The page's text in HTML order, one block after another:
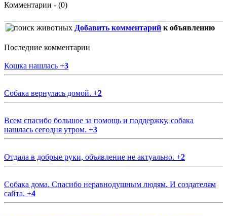
Комментарии - (0)
Добавить комментарий к объявлению
Последние комментарии
Кошка нашлась +3
Собака вернулась домой. +2
Всем спасибо большое за помощь и поддержку, собака
нашлась сегодня утром. +3
Отдала в добрые руки, объявление не актуально. +2
Собака дома. Спасибо неравнодушным людям. И создателям
сайта. +4